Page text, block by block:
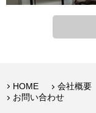
HOME 会社概要
お問い合わせ